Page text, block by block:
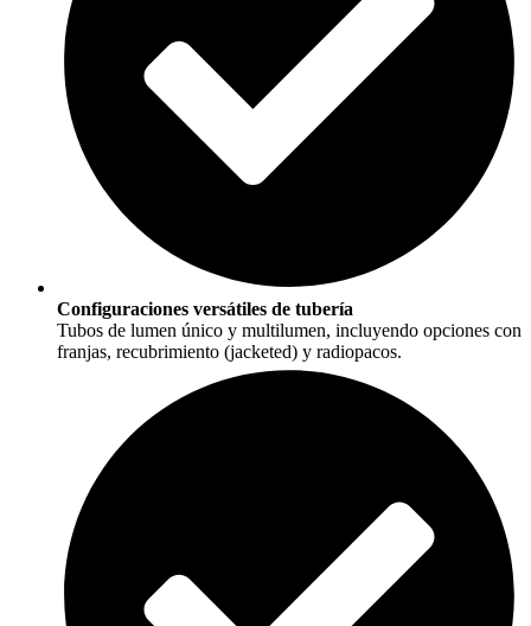
Configuraciones versátiles de tubería
Tubos de lumen único y multilumen, incluyendo opciones con
franjas, recubrimiento (jacketed) y radiopacos.